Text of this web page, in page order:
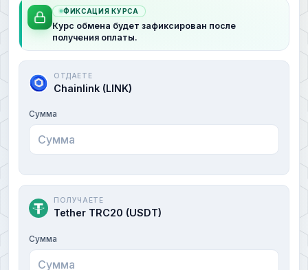
ФИКСАЦИЯ КУРСА
Курс обмена будет зафиксирован после
получения оплаты.
ОТДАЕТЕ
Chainlink (LINK)
Сумма
ПОЛУЧАЕТЕ
Tether TRC20 (USDT)
Сумма